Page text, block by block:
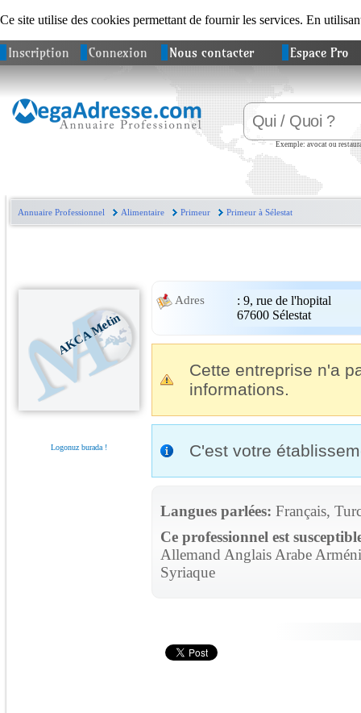
Ce site utilise des cookies permettant de fournir les services. En
Inscription Connexion Nous contacter Espace Pro
Exemple: avocat ou
Annuaire Professionnel Alimentaire Primeur Primeur à Sélestat
AKCA Metin
Logonuz burada !
Adres : 9, rue de l'hopital
67600 Sélestat
Cette entreprise n'a
informations.
C'est votre
Langues parlées: Français,
Ce professionnel est
Allemand Anglais Arabe
Syriaque